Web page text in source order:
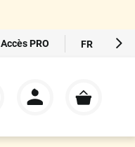
Accès PRO FR
DE